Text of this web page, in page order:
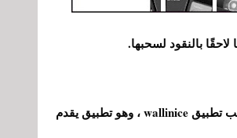
بالنقود لسحبها.
إذا كنت ترغب في تخصيص الشاشة الرئيسية لهاتفك المحمول ، فسوف تحب تطبيق wallinice ، وهو تطبيق يقدم